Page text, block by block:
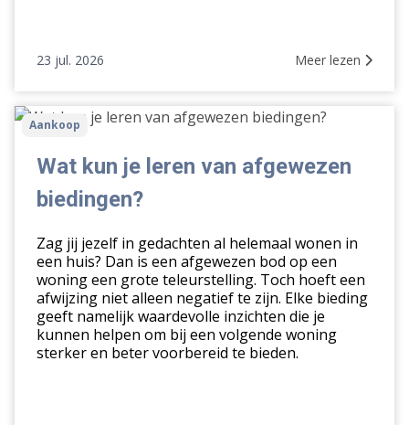
23 jul. 2026 Meer lezen
Wat
van
biedingen?
Aankoop
Wat kun je leren van afgewezen
biedingen?
Zag jij jezelf in gedachten al helemaal wonen in
een huis? Dan is een afgewezen bod op een
woning een grote teleurstelling. Toch hoeft een
afwijzing niet alleen negatief te zijn. Elke bieding
geeft namelijk waardevolle inzichten die je
kunnen helpen om bij een volgende woning
sterker en beter voorbereid te bieden.